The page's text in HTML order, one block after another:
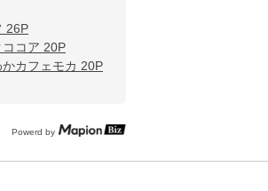
26P
コア 20P
カフェモカ 20P
Powerd by